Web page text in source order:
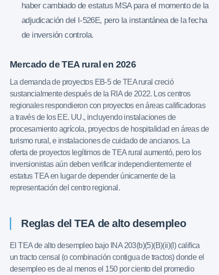
haber cambiado de estatus MSA para el momento de la
adjudicación del I-526E, pero la instantánea de la fecha
de inversión controla.
Mercado de TEA rural en 2026
La demanda de proyectos EB-5 de TEA rural creció
sustancialmente después de la RIA de 2022. Los centros
regionales respondieron con proyectos en áreas calificadoras
a través de los EE. UU., incluyendo instalaciones de
procesamiento agrícola, proyectos de hospitalidad en áreas de
turismo rural, e instalaciones de cuidado de ancianos. La
oferta de proyectos legítimos de TEA rural aumentó, pero los
inversionistas aún deben verificar independientemente el
estatus TEA en lugar de depender únicamente de la
representación del centro regional.
Reglas del TEA de alto desempleo
El TEA de alto desempleo bajo INA 203(b)(5)(B)(ii)(I) califica
un tracto censal (o combinación contigua de tractos) donde el
desempleo es de al menos el 150 por ciento del promedio